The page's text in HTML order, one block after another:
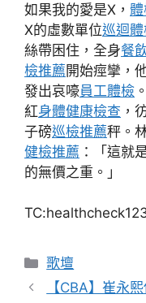
如果我的愛是X，
X的虛數單位巡迴
絲帶困住，全身餐
檢推薦開始痙攣，
發出哀嚎員工體檢
紅身體健康檢查 ，
子磅巡檢推薦秤。
健檢推薦 ：「這就
的無價之重。」
分
類
歌壇
【CBA】崔永